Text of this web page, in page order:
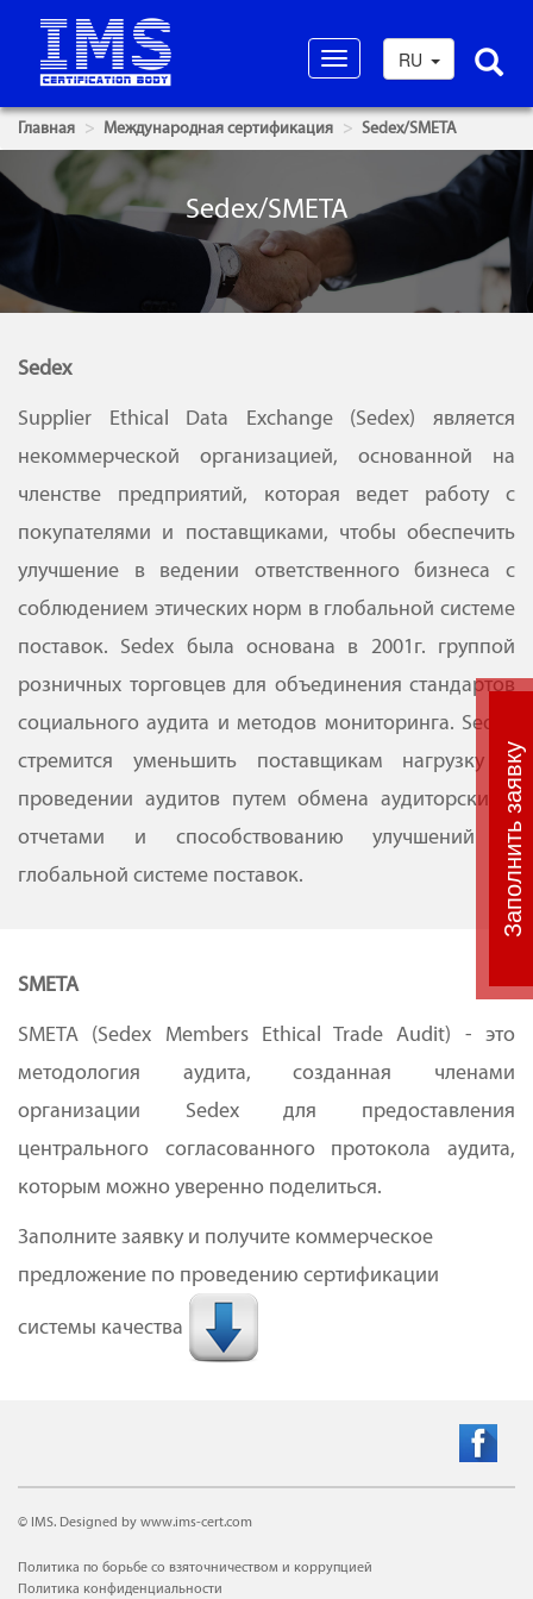
Toggle
navigation
RU
Главная Международная сертификация Sedex/SMETA
Sedex/SMETA
Sedex
Supplier Ethical Data Exchange (Sedex) является
некоммерческой организацией, основанной на
членстве предприятий, которая ведет работу с
покупателями и поставщиками, чтобы обеспечить
улучшение в ведении ответственного бизнеса с
соблюдением этических норм в глобальной системе
поставок. Sedex была основана в 2001г. группой
розничных торговцев для объединения стандартов
социального аудита и методов мониторинга. Sedex
стремится уменьшить поставщикам нагрузку в
проведении аудитов путем обмена аудиторскими
отчетами и способствованию улучшений в
глобальной системе поставок.
SMETA
SMETA (Sedex Members Ethical Trade Audit) - это
методология аудита, созданная членами
организации Sedex для предоставления
центрального согласованного протокола аудита,
которым можно уверенно поделиться.
Заполните заявку и получите коммерческое
предложение по проведению сертификации
системы качества
© IMS. Designed by www.ims-cert.com
Политика по борьбе со взяточничеством и коррупцией
Политика конфиденциальности
Заполнить заявку